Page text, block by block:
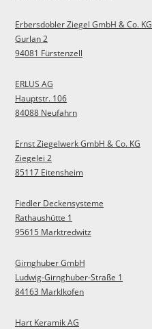
Erbersdobler Ziegel GmbH & Co. KG
Gurlan 2
94081 Fürstenzell
ERLUS AG
Hauptstr. 106
84088 Neufahrn
Ernst Ziegelwerk GmbH & Co. KG
Ziegelei 2
85117 Eitensheim
Fiedler Deckensysteme
Rathaushütte 1
95615 Marktredwitz
Girnghuber GmbH
Ludwig-Girnghuber-Straße 1
84163 Marklkofen
Hart Keramik AG